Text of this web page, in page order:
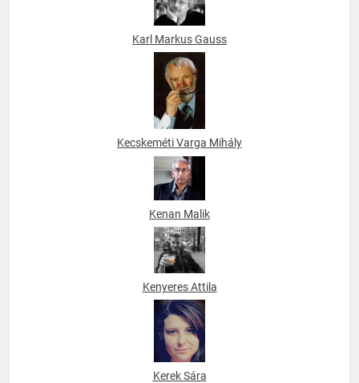
Karl Markus Gauss
Kecskeméti Varga Mihály
Kenan Malik
Kenyeres Attila